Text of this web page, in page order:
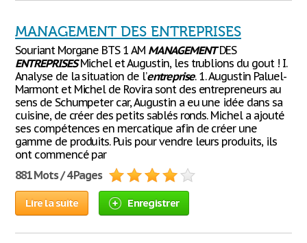
MANAGEMENT DES ENTREPRISES
Souriant Morgane BTS 1 AM MANAGEMENTDES
ENTREPRISESMichel et Augustin, les trublions du gout ! I.
Analyse de la situation de l’entreprise. 1. Augustin Paluel-
Marmont et Michel de Rovira sont des entrepreneurs au
sens de Schumpeter car, Augustin a eu une idée dans sa
cuisine, de créer des petits sablés ronds. Michel a ajouté
ses compétences en mercatique afin de créer une
gamme de produits. Puis pour vendre leurs produits, ils
ont commencé par
881 Mots / 4 Pages
Lire la suite Enregistrer